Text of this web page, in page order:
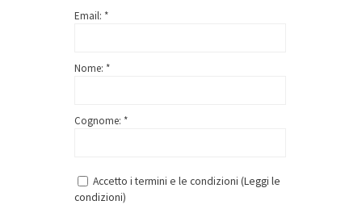
Email: *
Nome: *
Cognome: *
Accetto i termini e le condizioni (Leggi le
condizioni)